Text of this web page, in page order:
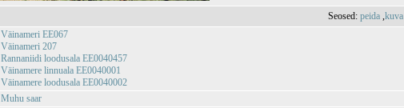
Seosed:peida ,kuva
Väinameri EE067
Väinameri 207
Rannaniidi loodusala EE0040457
Väinamere linnuala EE0040001
Väinamere loodusala EE0040002
Muhu saar